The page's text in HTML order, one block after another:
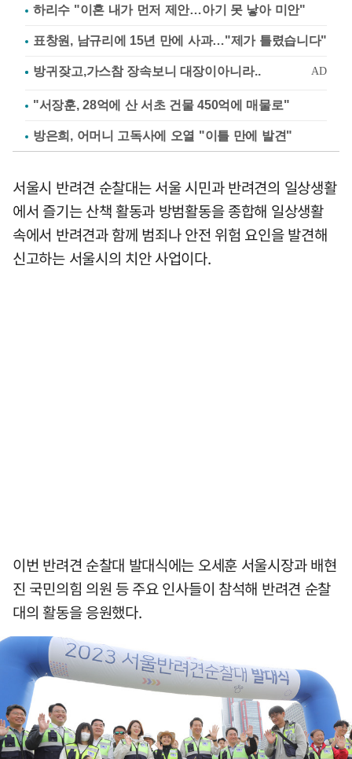
하리수 "이혼 내가 먼저 제안…아기 못 낳아 미안"
표창원, 남규리에 15년 만에 사과…"제가 틀렸습니다"
"서장훈, 28억에 산 서초 건물 450억에 매물로"
방은희, 어머니 고독사에 오열 "이틀 만에 발견"
서울시 반려견 순찰대는 서울 시민과 반려견의 일상생활
에서 즐기는 산책 활동과 방범활동을 종합해 일상생활
속에서 반려견과 함께 범죄나 안전 위험 요인을 발견해
신고하는 서울시의 치안 사업이다.
이번 반려견 순찰대 발대식에는 오세훈 서울시장과 배현
진 국민의힘 의원 등 주요 인사들이 참석해 반려견 순찰
대의 활동을 응원했다.